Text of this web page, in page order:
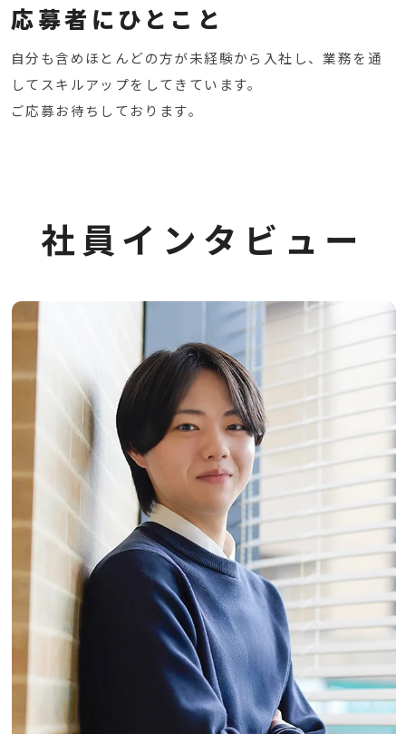
応募者にひとこと
自分も含めほとんどの方が未経験から入社し、業務を通
してスキルアップをしてきています。
ご応募お待ちしております。
社 員 イ ン タ ビ ュ ー